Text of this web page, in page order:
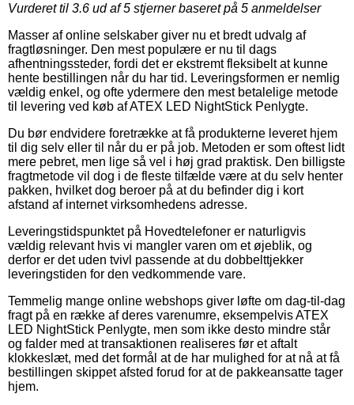
Vurderet til 3.6 ud af 5 stjerner baseret på 5 anmeldelser
Masser af online selskaber giver nu et bredt udvalg af
fragtløsninger. Den mest populære er nu til dags
afhentningssteder, fordi det er ekstremt fleksibelt at kunne
hente bestillingen når du har tid. Leveringsformen er nemlig
vældig enkel, og ofte ydermere den mest betalelige metode
til levering ved køb af ATEX LED NightStick Penlygte.
Du bør endvidere foretrække at få produkterne leveret hjem
til dig selv eller til når du er på job. Metoden er som oftest lidt
mere pebret, men lige så vel i høj grad praktisk. Den billigste
fragtmetode vil dog i de fleste tilfælde være at du selv henter
pakken, hvilket dog beroer på at du befinder dig i kort
afstand af internet virksomhedens adresse.
Leveringstidspunktet på Hovedtelefoner er naturligvis
vældig relevant hvis vi mangler varen om et øjeblik, og
derfor er det uden tvivl passende at du dobbelttjekker
leveringstiden for den vedkommende vare.
Temmelig mange online webshops giver løfte om dag-til-dag
fragt på en række af deres varenumre, eksempelvis ATEX
LED NightStick Penlygte, men som ikke desto mindre står
og falder med at transaktionen realiseres før et aftalt
klokkeslæt, med det formål at de har mulighed for at nå at få
bestillingen skippet afsted forud for at de pakkeansatte tager
hjem.